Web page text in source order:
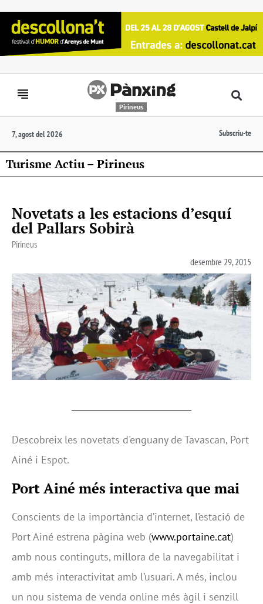
Pirineus
7, agost del 2026 Subscriu-te
Turisme Actiu – Pirineus
Novetats a les estacions d’esquí
del Pallars Sobirà
Pirineus
desembre 29, 2015
Descobreix les novetats d'enguany de Tavascan, Port
Ainé i Espot.
Port Ainé més interactiva que mai
Conscients de la importància d’internet, l’estació de
Port Ainé estrena pàgina web (www.portaine.cat)
amb nous continguts, millora de la navegabilitat i
amb més interactivitat amb l’usuari. A més, inclou
un nou sistema de venda online més àgil i senzill